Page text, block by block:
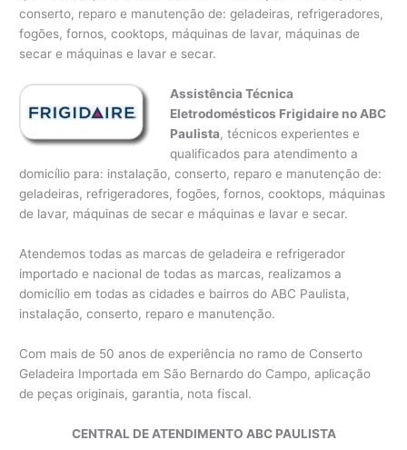
conserto, reparo e manutenção de: geladeiras, refrigeradores,
fogões, fornos, cooktops, máquinas de lavar, máquinas de
secar e máquinas e lavar e secar.
Assistência Técnica
Eletrodomésticos Frigidaire no ABC
Paulista, técnicos experientes e
qualificados para atendimento a
domicílio para: instalação, conserto, reparo e manutenção de:
geladeiras, refrigeradores, fogões, fornos, cooktops, máquinas
de lavar, máquinas de secar e máquinas e lavar e secar.
Atendemos todas as marcas de geladeira e refrigerador
importado e nacional de todas as marcas, realizamos a
domicílio em todas as cidades e bairros do ABC Paulista,
instalação, conserto, reparo e manutenção.
Com mais de 50 anos de experiência no ramo de Conserto
Geladeira Importada em São Bernardo do Campo, aplicação
de peças originais, garantia, nota fiscal.
CENTRAL DE ATENDIMENTO ABC PAULISTA